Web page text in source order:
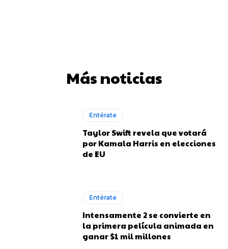
Más noticias
Entérate
Taylor Swift revela que votará
por Kamala Harris en elecciones
de EU
Entérate
Intensamente 2 se convierte en
la primera película animada en
ganar $1 mil millones